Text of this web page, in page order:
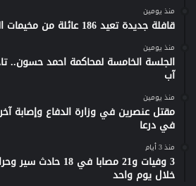
منذ يومين
قافلة جديدة تعيد 186 عائلة من مخيمات الشمال إلى ريف حماة
منذ يومين
آب
منذ يومين
مقتل عنصرين في وزارة الدفاع وإصابة
في درعا
منذ 3 أيام
3 وفيات و21 مصابا
خلال يوم واحد